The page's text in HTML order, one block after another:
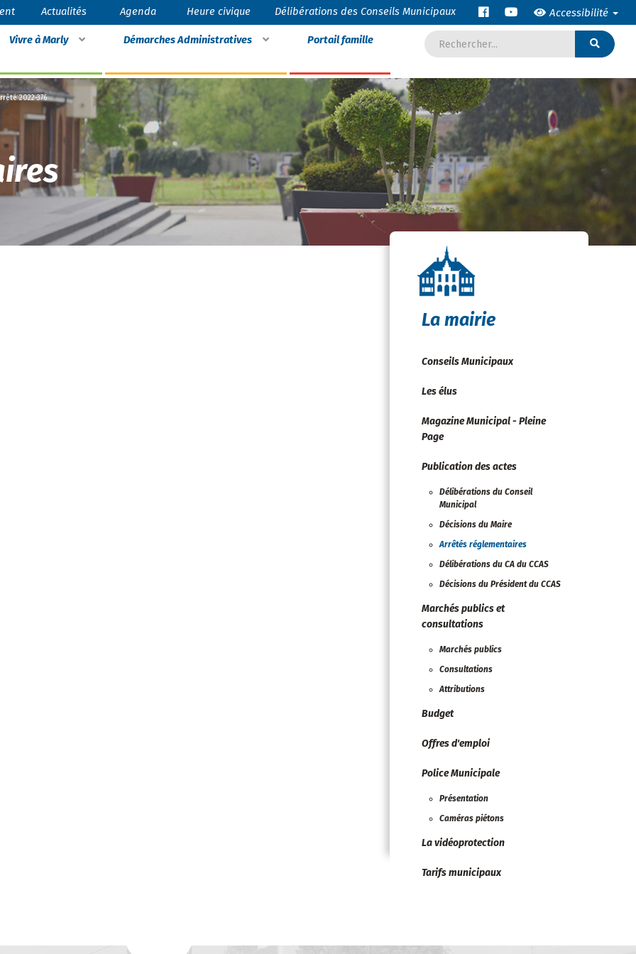
Actualités Agenda Heure civique Délibérations des Conseils Municipaux Accessibilité
Vivre à Marly Démarches Administratives Portail famille
2022-376
La mairie
Conseils Municipaux
Les élus
Magazine Municipal - Pleine
Page
Publication des actes
Délibérations du Conseil
Municipal
Décisions du Maire
Arrêtés réglementaires
Délibérations du CA du CCAS
Décisions du Président du CCAS
Marchés publics et
consultations
Marchés publics
Consultations
Attributions
Budget
Offres d'emploi
Police Municipale
Présentation
Caméras piétons
La vidéoprotection
Tarifs municipaux